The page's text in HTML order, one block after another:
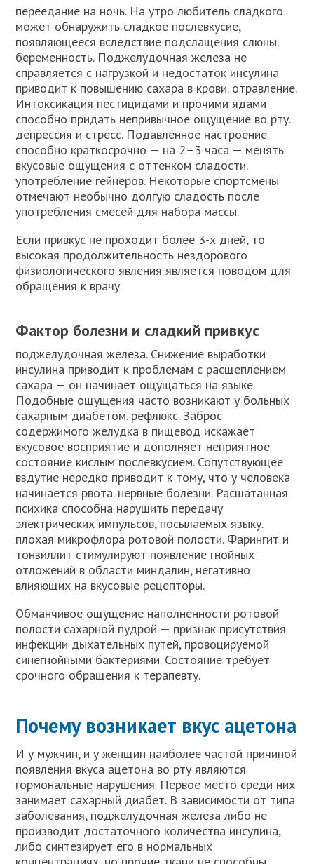
переедание на ночь. На утро любитель сладкого
может обнаружить сладкое послевкусие,
появляющееся вследствие подслащения слюны.
беременность. Поджелудочная железа не
справляется с нагрузкой и недостаток инсулина
приводит к повышению сахара в крови. отравление.
Интоксикация пестицидами и прочими ядами
способно придать непривычное ощущение во рту.
депрессия и стресс. Подавленное настроение
способно краткосрочно — на 2–3 часа — менять
вкусовые ощущения с оттенком сладости.
употребление гейнеров. Некоторые спортсмены
отмечают необычно долгую сладость после
употребления смесей для набора массы.
Если привкус не проходит более 3-х дней, то
высокая продолжительность нездорового
физиологического явления является поводом для
обращения к врачу.
Фактор болезни и сладкий привкус
поджелудочная железа. Снижение выработки
инсулина приводит к проблемам с расщеплением
сахара — он начинает ощущаться на языке.
Подобные ощущения часто возникают у больных
сахарным диабетом. рефлюкс. Заброс
содержимого желудка в пищевод искажает
вкусовое восприятие и дополняет неприятное
состояние кислым послевкусием. Сопутствующее
вздутие нередко приводит к тому, что у человека
начинается рвота. нервные болезни. Расшатанная
психика способна нарушить передачу
электрических импульсов, посылаемых языку.
плохая микрофлора ротовой полости. Фарингит и
тонзиллит стимулируют появление гнойных
отложений в области миндалин, негативно
влияющих на вкусовые рецепторы.
Обманчивое ощущение наполненности ротовой
полости сахарной пудрой — признак присутствия
инфекции дыхательных путей, провоцируемой
синегнойными бактериями. Состояние требует
срочного обращения к терапевту.
Почему возникает вкус ацетона
И у мужчин, и у женщин наиболее частой причиной
появления вкуса ацетона во рту являются
гормональные нарушения. Первое место среди них
занимает сахарный диабет. В зависимости от типа
заболевания, поджелудочная железа либо не
производит достаточного количества инсулина,
либо синтезирует его в нормальных